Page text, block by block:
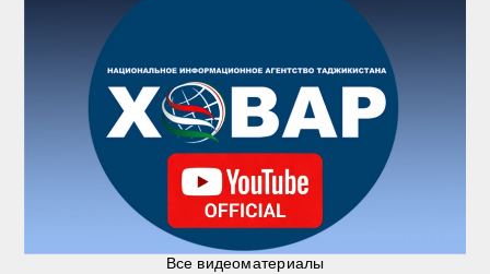
Все видеоматериалы